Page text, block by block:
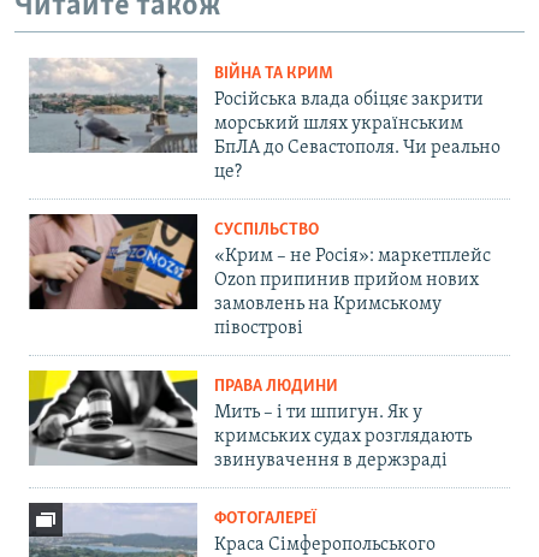
ВІЙНА ТА КРИМ
Російська влада обіцяє закрити
морський шлях українським
БпЛА до Севастополя. Чи реально
це?
СУСПІЛЬСТВО
«Крим – не Росія»: маркетплейс
Ozon припинив прийом нових
замовлень на Кримському
півострові
ПРАВА ЛЮДИНИ
Мить – і ти шпигун. Як у
кримських судах розглядають
звинувачення в держзраді
ФОТОГАЛЕРЕЇ
Краса Сімферопольського